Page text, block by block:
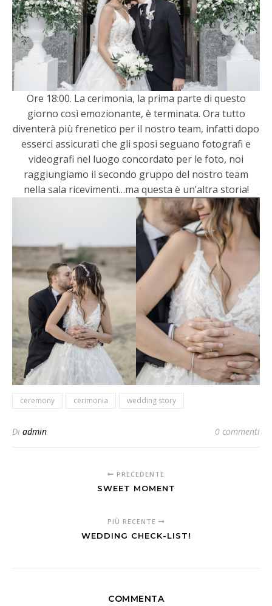
Ore 18:00. La cerimonia, la prima parte di questo
giorno così emozionante, è terminata. Ora tutto
diventerà più frenetico per il nostro team, infatti dopo
esserci assicurati che gli sposi seguano fotografi e
videografi nel luogo concordato per le foto, noi
raggiungiamo il secondo gruppo del nostro team
nella sala ricevimenti…ma questa è un’altra storia!
ceremony cerimonia wedding story
Di admin 0 commenti
PRECEDENTE
SWEET MOMENT
PIÙ RECENTE
WEDDING CHECK-LIST!
COMMENTA